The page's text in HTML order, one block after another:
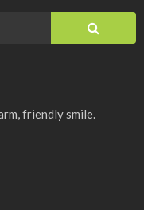
friendly smile.